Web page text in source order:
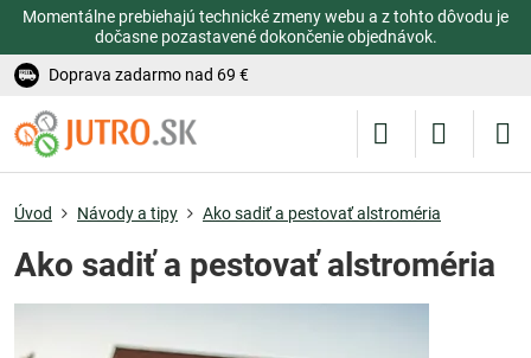
Momentálne prebiehajú technické zmeny webu a z tohto dôvodu je
dočasne pozastavené dokončenie objednávok.
Doprava zadarmo nad 69 €
Úvod Návody a tipy Ako sadiť a pestovať alstroméria
Ako sadiť a pestovať alstroméria